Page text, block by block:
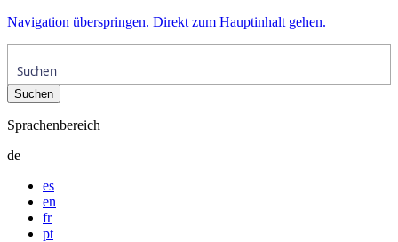
Navigation überspringen. Direkt zum Hauptinhalt gehen.
Sprachenbereich
de
es
en
fr
pt